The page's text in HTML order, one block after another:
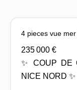
4 pieces vue
235 000 €
✨ COUP DE
NICE NORD ✨